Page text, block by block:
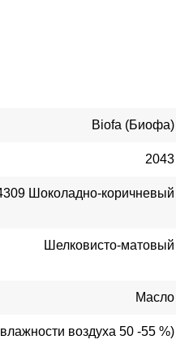
Biofa (Биофа)
2043
Шоколадно-коричневый
Шелковисто-матовый
Масло
воздуха 50 -55 %)